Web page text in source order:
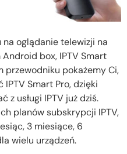
na oglądanie telewizji na
box, IPTV Smart
przewodniku pokażemy Ci,
IPTV Smart Pro, dzięki
z usługi IPTV już dziś.
planów subskrypcji IPTV,
3 miesiące, 6
wielu urządzeń.